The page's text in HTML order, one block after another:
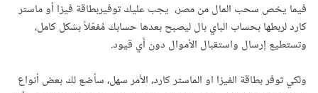
فيما يخص سحب المال من مصر، يجب عليك توفيربطاقة فيزا أو ماستر
كارد لربطها بحساب الباي بال ليصبح بعدها حسابك مُفعّلاً بشكل كامل،
وتستطيع إرسال واستقبال الأموال دون أي قيود.
ولكي توفر بطاقة الفيزا او الماستر كارد، الأمر سهل، سأضع لك بعض أنواع